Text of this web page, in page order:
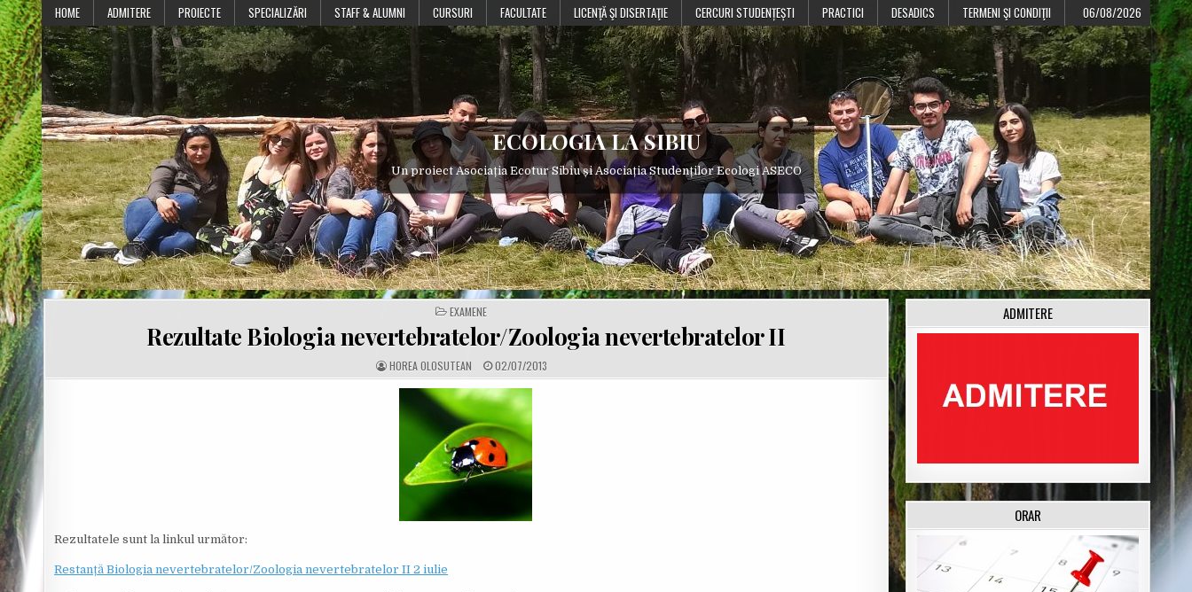
Skip
to
content
HOME ADMITERE PROIECTE SPECIALIZĂRI STAFF & ALUMNI CURSURI FACULTATE LICENŢĂ ŞI DISERTAŢIE CERCURI STUDENȚEȘTI PRACTICI DESADICS TERMENI ŞI CONDIŢII 06/08/2026
ECOLOGIA LA SIBIU
Un proiect Asociația Ecotur Sibiu și Asociația Studenților Ecologi ASECO
POSTED
IN
EXAMENE
Rezultate Biologia nevertebratelor/Zoologia nevertebratelor II
A
U
HOREA OLOSUTEAN P
U
B
L
I
S
H
E
D
D
A
T
02/07/2013
Rezultatele sunt la linkul următor:
Restanță Biologia nevertebratelor/Zoologia nevertebratelor II 2 iulie
ADMITERE
ORAR